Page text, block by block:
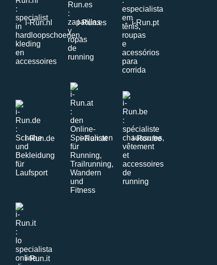
i-Run.nl i-Run.es i-Run.pt
i-Run.de i-Run.at i-Run.be
i-Run.it